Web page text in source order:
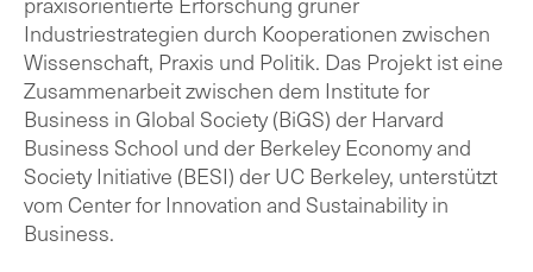
Industriestrategien durch Kooperationen zwischen
Wissenschaft, Praxis und Politik. Das Projekt ist eine
Zusammenarbeit zwischen dem Institute for
Business in Global Society (BiGS) der Harvard
Business School und der Berkeley Economy and
Society Initiative (BESI) der UC Berkeley, unterstützt
vom Center for Innovation and Sustainability in
Business.